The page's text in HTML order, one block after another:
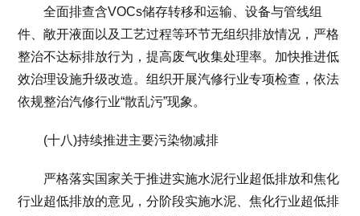
全面排查含VOCs储存转移和运输、设备与管线组
件、敞开液面以及工艺过程等环节无组织排放情况，严格
整治不达标排放行为，提高废气收集处理率。加快推进低
效治理设施升级改造。组织开展汽修行业专项检查，依法
依规整治汽修行业“散乱污”现象。
(十八)持续推进主要污染物减排
严格落实国家关于推进实施水泥行业超低排放和焦化
行业超低排放的意见，分阶段实施水泥、焦化行业超低排